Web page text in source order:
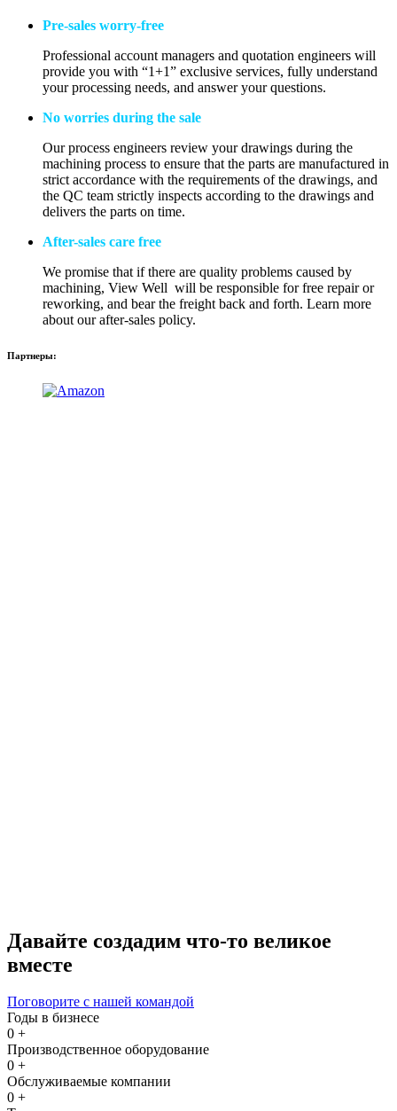
Pre-sales worry-free
Professional account managers and quotation engineers will
provide you with “1+1” exclusive services, fully understand
your processing needs, and answer your questions.
No worries during the sale
Our process engineers review your drawings during the
machining process to ensure that the parts are manufactured in
strict accordance with the requirements of the drawings, and
the QC team strictly inspects according to the drawings and
delivers the parts on time.
After-sales care free
We promise that if there are quality problems caused by
machining, View Well will be responsible for free repair or
reworking, and bear the freight back and forth. Learn more
about our after-sales policy.
Партнеры:
Давайте создадим что-то великое
вместе
Поговорите с нашей командой
Годы в бизнесе
0 +
Производственное оборудование
0 +
Обслуживаемые компании
0 +